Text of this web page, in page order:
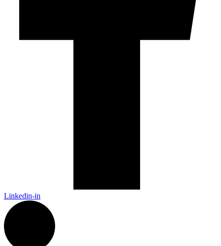
Linkedin-in